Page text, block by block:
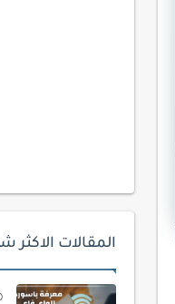
المقالات الاكثر